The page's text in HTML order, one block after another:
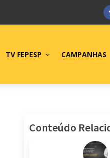
TV FEPESP CAMPANHAS
Conteúdo